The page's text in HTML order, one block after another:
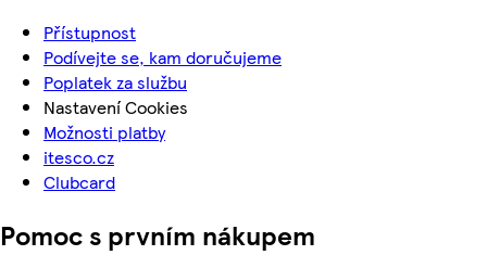
Přístupnost
Podívejte se, kam doručujeme
Poplatek za službu
Nastavení Cookies
Možnosti platby
itesco.cz
Clubcard
Pomoc s prvním nákupem